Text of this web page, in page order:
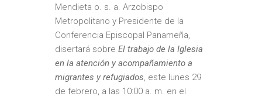
Mendieta o. s. a. Arzobispo
Metropolitano y Presidente de la
Conferencia Episcopal Panameña,
disertará sobre El trabajo de la Iglesia
en la atención y acompañamiento a
migrantes y refugiados, este lunes 29
de febrero, a las 10:00 a. m. en el